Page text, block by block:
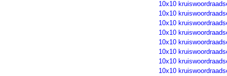
10x10
10x10
10x10
10x10
10x10
10x10
10x10
10x10